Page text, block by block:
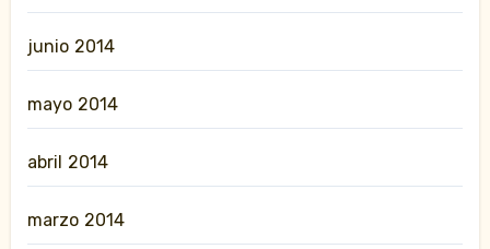
junio 2014
mayo 2014
abril 2014
marzo 2014